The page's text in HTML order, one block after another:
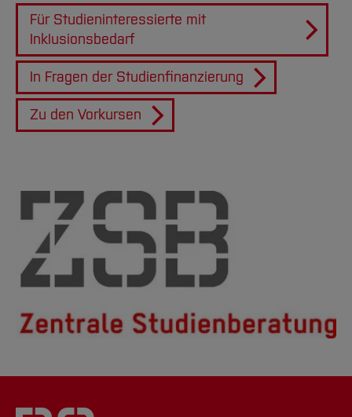
Für Studieninteressierte mit
Inklusionsbedarf
In Fragen der Studienfinanzierung
Zu den Vorkursen